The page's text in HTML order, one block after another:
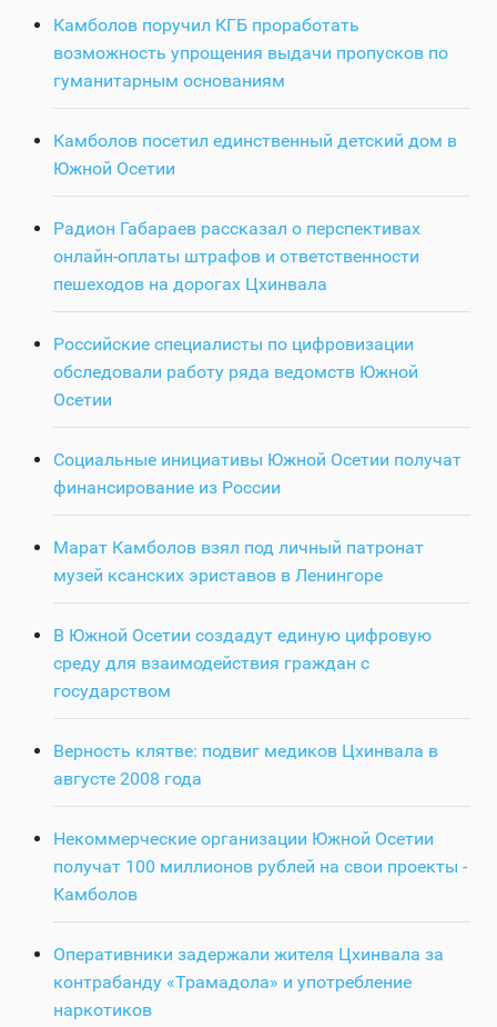
Камболов поручил КГБ проработать
возможность упрощения выдачи пропусков по
гуманитарным основаниям
Камболов посетил единственный детский дом в
Южной Осетии
Радион Габараев рассказал о перспективах
онлайн-оплаты штрафов и ответственности
пешеходов на дорогах Цхинвала
Российские специалисты по цифровизации
обследовали работу ряда ведомств Южной
Осетии
Социальные инициативы Южной Осетии получат
финансирование из России
Марат Камболов взял под личный патронат
музей ксанских эриставов в Ленингоре
В Южной Осетии создадут единую цифровую
среду для взаимодействия граждан с
государством
Верность клятве: подвиг медиков Цхинвала в
августе 2008 года
Некоммерческие организации Южной Осетии
получат 100 миллионов рублей на свои проекты -
Камболов
Оперативники задержали жителя Цхинвала за
контрабанду «Трамадола» и употребление
наркотиков